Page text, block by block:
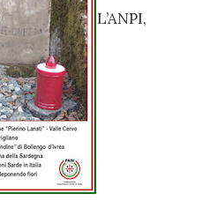
L’ANPI,